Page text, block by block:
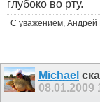
глубоко во рту.
С уважением, Андрей
Michael
08.01.2009